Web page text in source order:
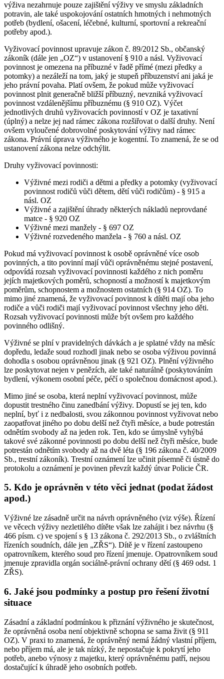
výživa nezahrnuje pouze zajištění výživy ve smyslu základních
potravin, ale také uspokojování ostatních hmotných i nehmotných
potřeb (bydlení, ošacení, léčebné, kulturní, sportovní a rekreační
potřeby apod.).
Vyživovací povinnost upravuje zákon č. 89/2012 Sb., občanský
zákoník (dále jen „OZ“) v ustanovení § 910 a násl. Vyživovací
povinnost je omezena na příbuzné v řadě přímé (mezi předky a
potomky) a nezáleží na tom, jaký je stupeň příbuzenství ani jaká je
jeho právní povaha. Platí ovšem, že pokud může vyživovací
povinnost plnit generačně bližší příbuzný, nevzniká vyživovací
povinnost vzdálenějšímu příbuznému (§ 910 OZ). Výčet
jednotlivých druhů vyživovacích povinností v OZ je taxativní
(úplný) a nelze jej nad rámec zákona rozšiřovat o další druhy. Není
ovšem vyloučené dobrovolné poskytování výživy nad rámec
zákona. Právní úprava výživného je kogentní. To znamená, že se od
ustanovení zákona nelze odchýlit.
Druhy vyživovací povinnosti:
Výživné mezi rodiči a dětmi a předky a potomky (vyživovací
povinnost rodičů vůči dětem, dětí vůči rodičům) - § 915 a
násl. OZ
Výživné a zajištění úhrady některých nákladů neprovdané
matce - § 920 OZ
Výživné mezi manžely - § 697 OZ
Výživné rozvedeného manžela - § 760 a násl. OZ
Pokud má vyživovací povinnost k osobě oprávněné více osob
povinných, a tito povinní mají vůči oprávněnému stejné postavení,
odpovídá rozsah vyživovací povinnosti každého z nich poměru
jejích majetkových poměrů, schopností a možností k majetkovým
poměrům, schopnostem a možnostem ostatních (§ 914 OZ). To
mimo jiné znamená, že vyživovací povinnost k dítěti mají oba jeho
rodiče a vůči rodiči mají vyživovací povinnost všechny jeho děti.
Rozsah vyživovací povinnosti může být ovšem pro každého
povinného odlišný.
Výživné se plní v pravidelných dávkách a je splatné vždy na měsíc
dopředu, ledaže soud rozhodl jinak nebo se osoba výživou povinná
dohodla s osobou oprávněnou jinak (§ 921 OZ). Plnění výživného
lze poskytovat nejen v penězích, ale také naturálně (poskytováním
bydlení, výkonem osobní péče, péčí o společnou domácnost apod.).
Mimo jiné se osoba, která neplní vyživovací povinnost, může
dopustit trestného činu zanedbání výživy. Dopustí se jej ten, kdo
neplní, byť i z nedbalosti, svou zákonnou povinnost vyživovat nebo
zaopatřovat jiného po dobu delší než čtyři měsíce, a bude potrestán
odnětím svobody až na jeden rok. Ten, kdo se úmyslně vyhýbá
takové své zákonné povinnosti po dobu delší než čtyři měsíce, bude
potrestán odnětím svobody až na dvě léta (§ 196 zákona č. 40/2009
Sb., trestní zákoník). Trestní oznámení lze učinit písemně či ústně do
protokolu a oznámení je povinen převzít každý útvar Policie ČR.
5. Kdo je oprávněn v této věci jednat (podat žádost
apod.)
Výživné lze zásadně určit na návrh oprávněného (viz výše). Řízení
ve věcech výživy nezletilého dítěte však lze zahájit i bez návrhu (§
466 písm. c) ve spojení s § 13 zákona č. 292/2013 Sb., o zvláštních
řízeních soudních, dále jen „ZŘS“). Dítě je v řízení zastoupeno
opatrovníkem, kterého soud pro řízení jmenuje. Opatrovníkem soud
jmenuje zpravidla orgán sociálně-právní ochrany dětí (§ 469 odst. 1
ZŘS).
6. Jaké jsou podmínky a postup pro řešení životní
situace
Zásadní a základní podmínkou k přiznání výživného je skutečnost,
že oprávněná osoba není objektivně schopna se sama živit (§ 911
OZ). V praxi to znamená, že oprávněný nemá žádný vlastní příjem,
nebo příjem má, ale je tak nízký, že nepostačuje k pokrytí jeho
potřeb, anebo výnosy z majetku, který oprávněnému patří, nejsou
dostačující k úhradě jeho osobních potřeb.